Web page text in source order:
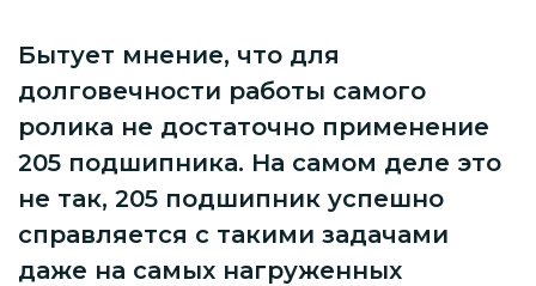
Бытует мнение, что для
долговечности работы самого
ролика не достаточно применение
205 подшипника. На самом деле это
не так, 205 подшипник успешно
справляется с такими задачами
даже на самых нагруженных